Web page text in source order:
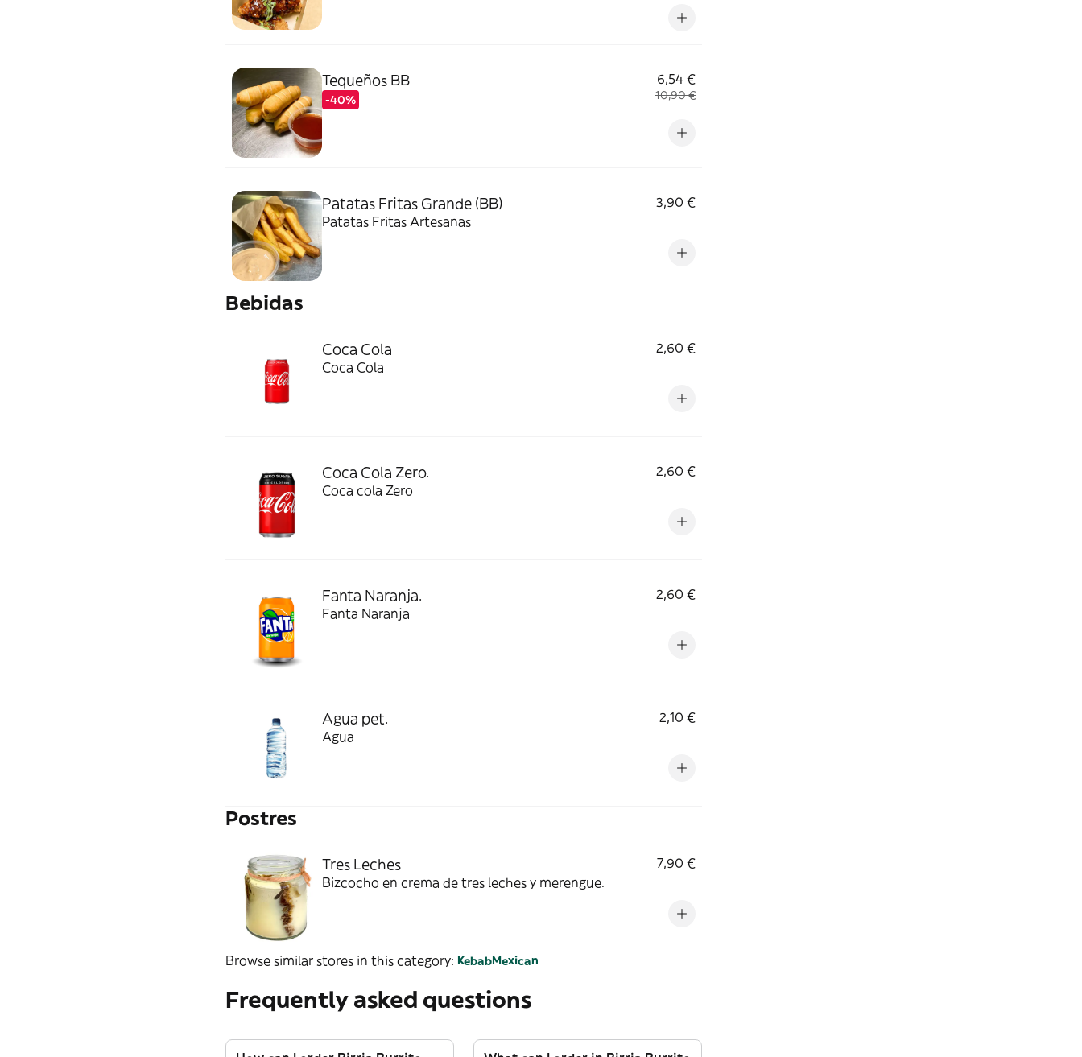
Tequeños BB
-40%
6,54 €
10,90 €
Patatas Fritas Grande (BB)
3,90 €
Patatas Fritas Artesanas
Bebidas
Coca Cola
2,60 €
Coca Cola
Coca Cola Zero.
2,60 €
Coca cola Zero
Fanta Naranja.
2,60 €
Fanta Naranja
Agua pet.
2,10 €
Agua
Postres
Tres Leches
7,90 €
Bizcocho en crema de tres leches y merengue.
Browse similar stores in this category: KebabMexican
Frequently asked questions